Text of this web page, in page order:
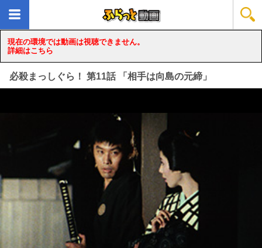
現在の環境では動画は視聴できません。
詳細はこちら
必殺まっしぐら！ 第11話 「相手は向島の元締」
loading...